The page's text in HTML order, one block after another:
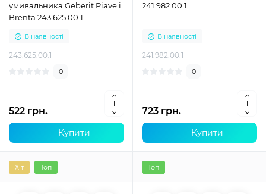
умивальника Geberit Piave і
Brenta 243.625.00.1
В наявності
243.625.00.1
0
522 грн.
Купити
241.982.00.1
В наявності
241.982.00.1
0
723 грн.
Купити
Хіт Топ Топ